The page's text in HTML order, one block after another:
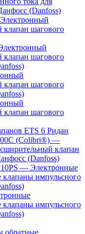
(Danfoss)
клапан шагового
клапан шагового
клапан шагового
клапан шагового
ETS 6 Ридан
(Colibri®) —
клапан
(Danfoss)
— Электронные
клапаны импульсного
клапаны импульсного